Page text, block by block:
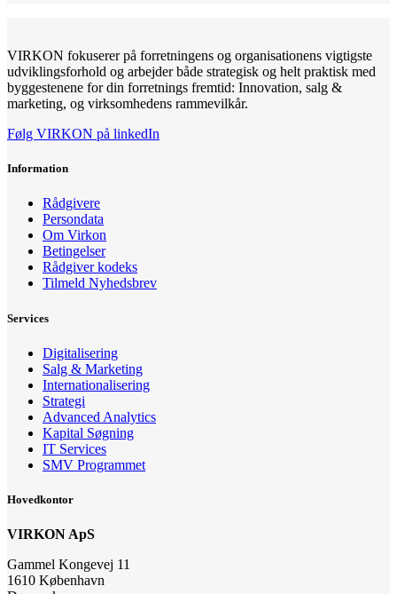
VIRKON fokuserer på forretningens og organisationens vigtigste
udviklingsforhold og arbejder både strategisk og helt praktisk med
byggestenene for din forretnings fremtid: Innovation, salg &
marketing, og virksomhedens rammevilkår.
Følg VIRKON på linkedIn
Information
Rådgivere
Persondata
Om Virkon
Betingelser
Rådgiver kodeks
Tilmeld Nyhedsbrev
Services
Digitalisering
Salg & Marketing
Internationalisering
Strategi
Advanced Analytics
Kapital Søgning
IT Services
SMV Programmet
Hovedkontor
VIRKON ApS
Gammel Kongevej 11
1610 København